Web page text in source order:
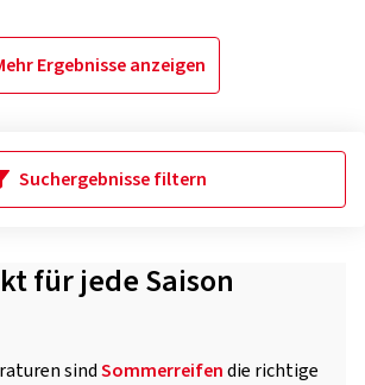
Ergebnisse anzeigen
Suchergebnisse filtern
für jede Saison
sindSommerreifendie richtige